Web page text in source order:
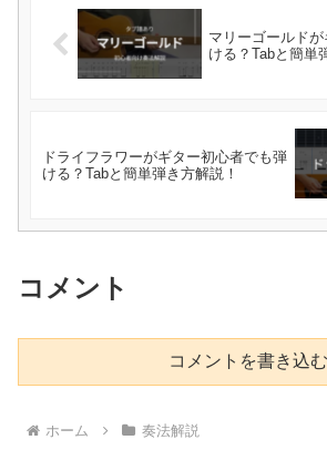
マリーゴールド
ける？Tabと簡単
ドライフラワーがギター初心者でも弾
ける？Tabと簡単弾き方解説！
コメント
コメントを書き込む
ホーム 奏法解説